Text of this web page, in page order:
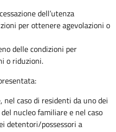
dell’utenza
per ottenere agevolazioni o
delle condizioni per
o riduzioni.
nel caso di residenti da uno dei
nucleo familiare e nel caso
detentori/possessori a